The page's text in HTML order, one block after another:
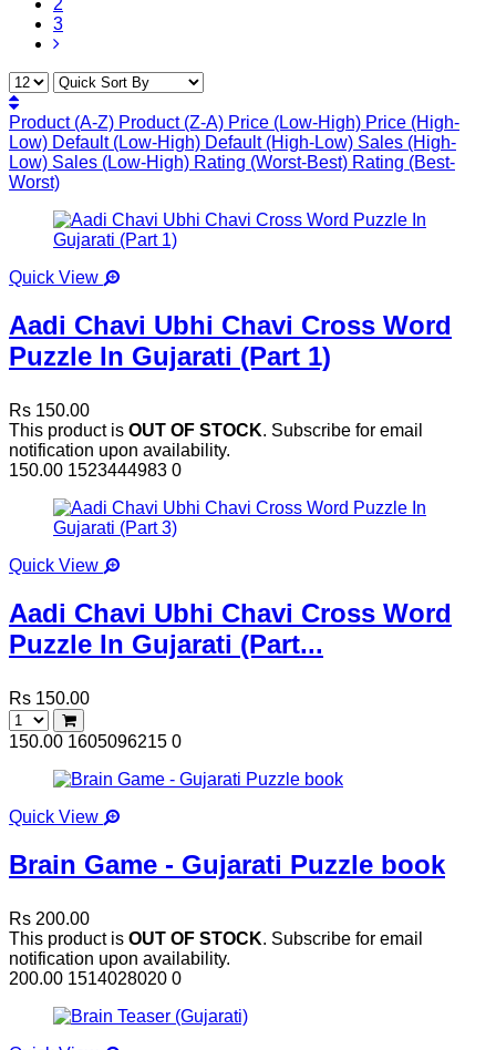
2
3
Product (A-Z) Product (Z-A) Price (Low-High) Price (High-
Low) Default (Low-High) Default (High-Low) Sales (High-
Low) Sales (Low-High) Rating (Worst-Best) Rating (Best-
Worst)
Quick View
Aadi Chavi Ubhi Chavi Cross Word
Puzzle In Gujarati (Part 1)
Rs 150.00
This product is OUT OF STOCK. Subscribe for email
notification upon availability.
150.00 1523444983 0
Quick View
Aadi Chavi Ubhi Chavi Cross Word
Puzzle In Gujarati (Part...
Rs 150.00
150.00 1605096215 0
Quick View
Brain Game - Gujarati Puzzle book
Rs 200.00
This product is OUT OF STOCK. Subscribe for email
notification upon availability.
200.00 1514028020 0